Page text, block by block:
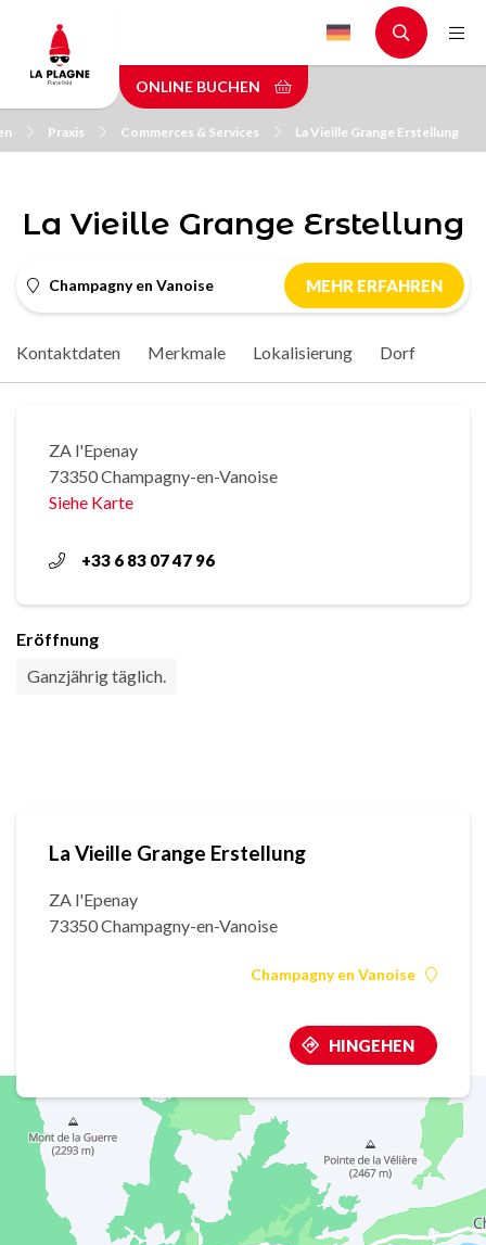
main
content
ONLINE BUCHEN
Praxis Commerces & Services La Vieille Grange Erstellung
La Vieille Grange Erstellung
Champagny en Vanoise MEHR ERFAHREN
Kontaktdaten Merkmale Lokalisierung Dorf
ZA l'Epenay
73350 Champagny-en-Vanoise
Siehe Karte
+33 6 83 07 47 96
Eröffnung
Ganzjährig täglich.
La Vieille Grange Erstellung
ZA l'Epenay
73350 Champagny-en-Vanoise
Champagny en Vanoise
HINGEHEN